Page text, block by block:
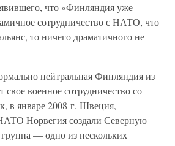
что «Финляндия уже
сотрудничество с НАТО, что
то ничего драматичного не
нейтральная Финляндия из
свое военное сотрудничество со
в январе 2008 г. Швеция,
Норвегия создали Северную
— одно из нескольких